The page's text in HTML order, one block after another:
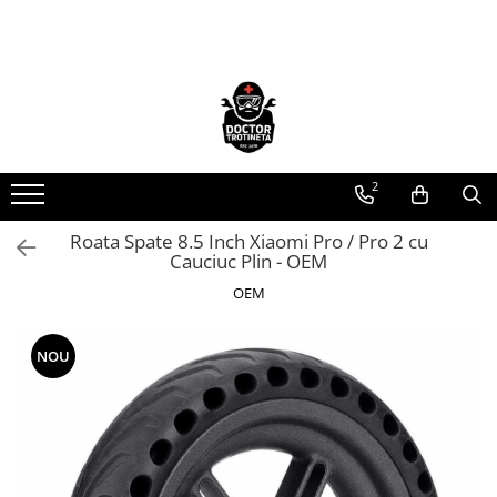
Piese de schimb
https://www.doctortrotineta.ro/electrica
Acceleratie
Cabluri
BMS
Kit complet
Contact cu cheie
2
Roata Spate 8.5 Inch Xiaomi Pro / Pro 2 cu
Cauciuc Plin - OEM
OEM
NOU